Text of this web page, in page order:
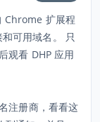
Chrome 扩展程
可用域名。 只
观看 DHP 应用
注册商，看看这